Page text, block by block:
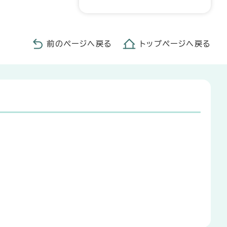
前のページへ戻る トップページへ戻る